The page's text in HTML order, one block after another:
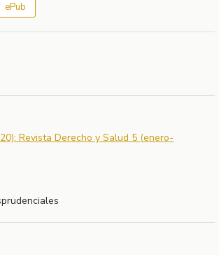
ePub
Revista Derecho y Salud 5 (enero-